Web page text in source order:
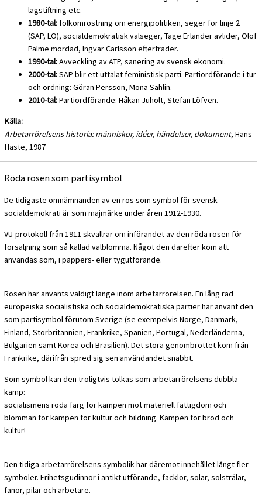
lagstiftning etc.
1980-tal:folkomröstning om energipolitiken, seger för linje 2
(SAP, LO), socialdemokratisk valseger, Tage Erlander avlider, Olof
Palme mördad, Ingvar Carlsson efterträder.
1990-tal:Avveckling av ATP, sanering av svensk ekonomi.
2000-tal:SAP blir ett uttalat feministisk parti. Partiordförande i tur
och ordning: Göran Persson, Mona Sahlin.
2010-tal:Partiordförande: Håkan Juholt, Stefan Löfven.
Källa:
Arbetarrörelsens historia: människor, idéer, händelser, dokument, Hans
Haste, 1987
Röda rosen som partisymbol
De tidigaste omnämnanden av en ros som symbol för svensk
socialdemokrati är som majmärke under åren 1912-1930.
VU-protokoll från 1911 skvallrar om införandet av den röda rosen för
försäljning som så kallad valblomma. Något den därefter kom att
användas som, i pappers- eller tygutförande.
Rosen har använts väldigt länge inom arbetarrörelsen. En lång rad
europeiska socialistiska och socialdemokratiska partier har använt den
som partisymbol förutom Sverige (se exempelvis Norge, Danmark,
Finland, Storbritannien, Frankrike, Spanien, Portugal, Nederländerna,
Bulgarien samt Korea och Brasilien). Det stora genombrottet kom från
Frankrike, därifrån spred sig sen användandet snabbt.
Som symbol kan den troligtvis tolkas som arbetarrörelsens dubbla
kamp:
socialismens röda färg för kampen mot materiell fattigdom och
blomman för kampen för kultur och bildning. Kampen för bröd och
kultur!
Den tidiga arbetarrörelsens symbolik har däremot innehållet långt fler
symboler. Frihetsgudinnor i antikt utförande, facklor, solar, solstrålar,
fanor, pilar och arbetare.